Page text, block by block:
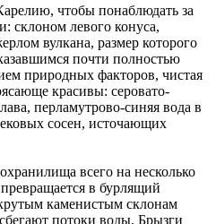
чтобы понаблюдать за
склоном левого конуса,
вулкана, размер которого
почти полностью
природных факторов, чистая
красивы: серовато-
перламутрово-синяя вода в
сосен, источающих
всего на несколько
в бурлящий
каменистым склонам
потоки воды. Брызги